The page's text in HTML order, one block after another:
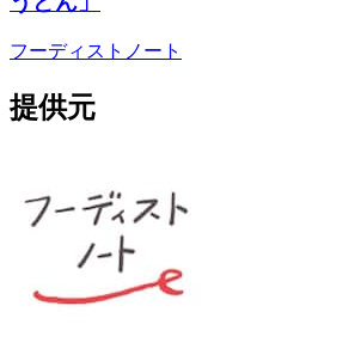
フーディストノート
提供元